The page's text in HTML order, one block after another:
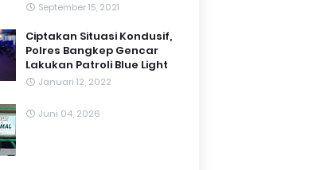
September 15, 2021
Ciptakan Situasi Kondusif,
Polres Bangkep Gencar
Lakukan Patroli Blue Light
Januari 12, 2022
Juni 04, 2026